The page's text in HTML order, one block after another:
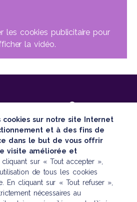
les cookies publicitaire pour
la vidéo.
NOTRE ACTUALITÉ
cookies sur notre site Internet
et à des fins de
dans le but de vous offrir
visite améliorée et
cliquant sur « Tout accepter »,
de tous les cookies
En cliquant sur « Tout refuser »,
nécessaires au